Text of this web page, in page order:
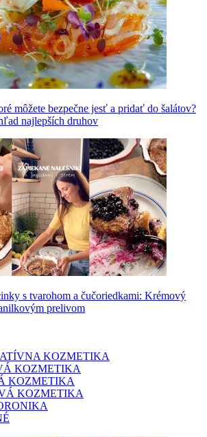
môžete bezpečne jesť a pridať do šalátov?
najlepších druhov
s tvarohom a čučoriedkami: Krémový
prelivom
KOZMETIKA
KOZMETIKA
KOZMETIKA
KOZMETIKA